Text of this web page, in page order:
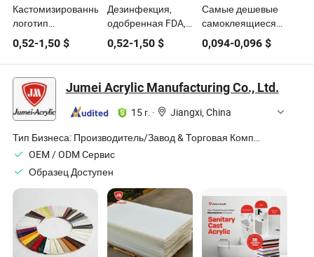
Кастомизированный
логотип
принимает всех
людей Хэнфэн
экстренная
повязка
медицинские
изделия
0,52-1,50 $
Дезинфекция,
одобренная FDA,
картонные бинты
Хэнфэн, Китай,
треугольные
медицинские
изделия Хф Cg01
0,52-1,50$
Самые дешевые
самоклеящиеся
бинты для
домашних
животных
Инновационные
продукты для
импорта
0,094-0,096$
Jumei Acrylic Manufacturing Co., Ltd.
15 г. ·
Jiangxi, China
Тип Бизнеса:
OEM / ODM Cервис
Образец Доступен